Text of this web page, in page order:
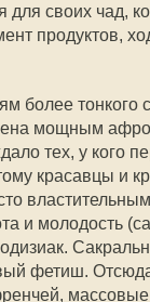
для своих чад,
продуктов,
более тонкого
мощным
тех, у кого
красавцы и
и молодость
фетиш.